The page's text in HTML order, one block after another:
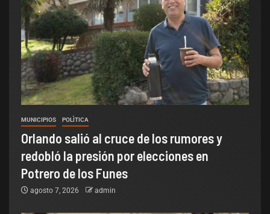
MUNICIPIOS POLÌTICA
Orlando salió al cruce de los rumores y
redobló la presión por elecciones en
Potrero de los Funes
agosto 7, 2026 admin